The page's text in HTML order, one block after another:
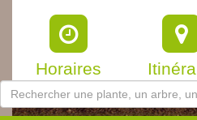
Horaires